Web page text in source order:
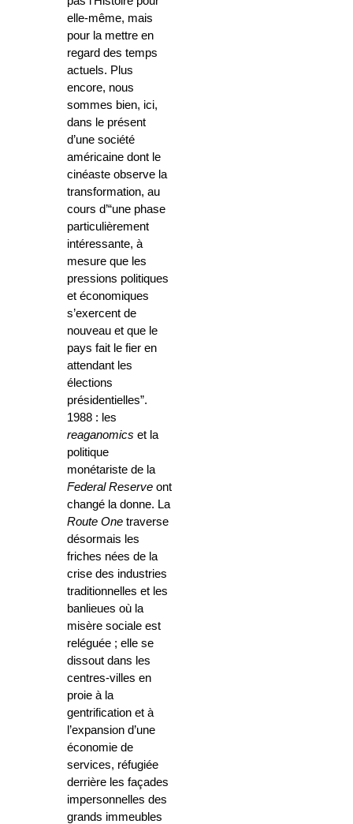
elle-même, mais
pour la mettre en
regard des temps
actuels. Plus
encore, nous
sommes bien, ici,
dans le présent
d’une société
américaine dont le
cinéaste observe la
transformation, au
cours d’“une phase
particulièrement
intéressante, à
mesure que les
pressions politiques
et économiques
s’exercent de
nouveau et que le
pays fait le fier en
attendant les
élections
présidentielles”.
1988 : les
reaganomics et la
politique
monétariste de la
Federal Reserve ont
changé la donne. La
Route One traverse
désormais les
friches nées de la
crise des industries
traditionnelles et les
banlieues où la
misère sociale est
reléguée ; elle se
dissout dans les
centres-villes en
proie à la
gentrification et à
l’expansion d’une
économie de
services, réfugiée
derrière les façades
impersonnelles des
grands immeubles